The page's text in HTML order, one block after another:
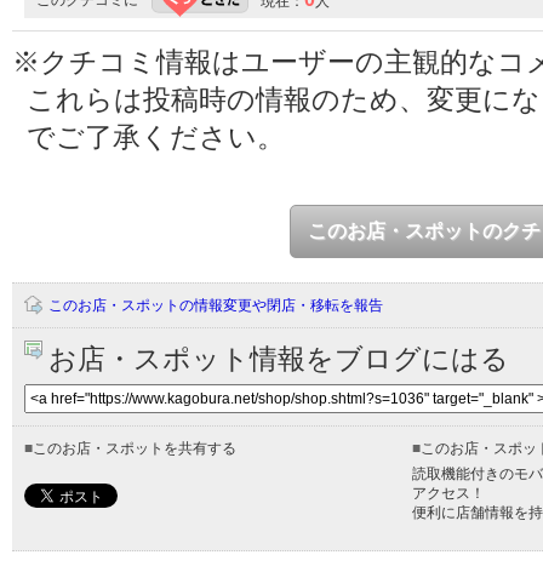
※クチコミ情報はユーザーの主観的なコ
これらは投稿時の情報のため、変更に
でご了承ください。
このお店・スポットのク
このお店・スポットの情報変更や閉店・移転を報告
お店・スポット情報をブログにはる
■このお店・スポットを共有する ■このお店・スポッ
読取機能付きのモ
アクセス！
便利に店舗情報を